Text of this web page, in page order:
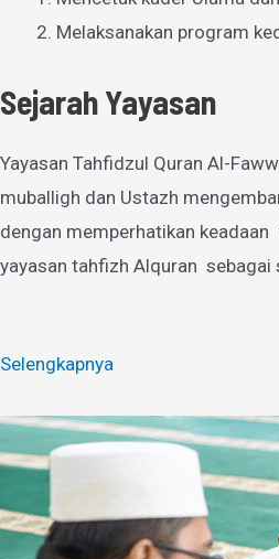
Melaksanakan program
Sejarah Yayasan
Yayasan Tahfidzul Quran Al-
muballigh dan Ustazh
dengan memperhatikan
yayasan tahfizh Alquran sebagai
Selengkapnya